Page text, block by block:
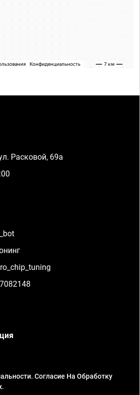
Расковой, 69а
Согласие На Обработку